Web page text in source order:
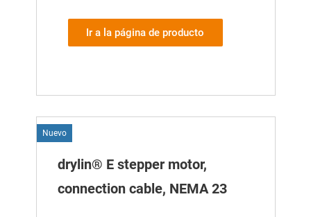
Ir a la página de producto
Nuevo
drylin® E stepper motor,
connection cable, NEMA 23